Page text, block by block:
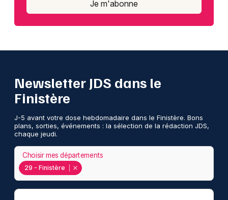
Je m'abonne
Newsletter JDS dans le
Finistère
J-5 avant votre dose hebdomadaire dans le Finistère. Bons
plans, sorties, événements : la sélection de la rédaction JDS,
chaque jeudi.
29 - Finistère
Choisir mes départements